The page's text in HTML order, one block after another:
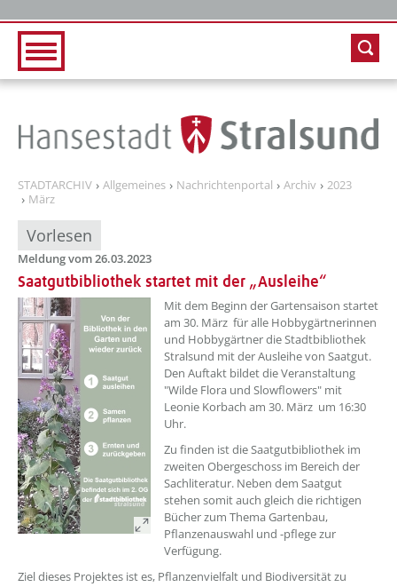
STADTARCHIV Allgemeines Nachrichtenportal Archiv
2023
März
Vorlesen
Meldung vom 26.03.2023
Saatgutbibliothek startet mit der „Ausleihe“
??? absaetzeOben[1]/titel ???
Mit dem Beginn der Gartensaison startet
am 30. März für alle Hobbygärtnerinnen
und Hobbygärtner die Stadtbibliothek
Stralsund mit der Ausleihe von Saatgut.
Den Auftakt bildet die Veranstaltung
"Wilde Flora und Slowflowers" mit
Leonie Korbach am 30. März um 16:30
Uhr.
Zu finden ist die Saatgutbibliothek im
zweiten Obergeschoss im Bereich der
Sachliteratur. Neben dem Saatgut
stehen somit auch gleich die richtigen
Bücher zum Thema Gartenbau,
Pflanzenauswahl und -pflege zur
Verfügung.
Ziel dieses Projektes ist es, Pflanzenvielfalt und Biodiversität zu